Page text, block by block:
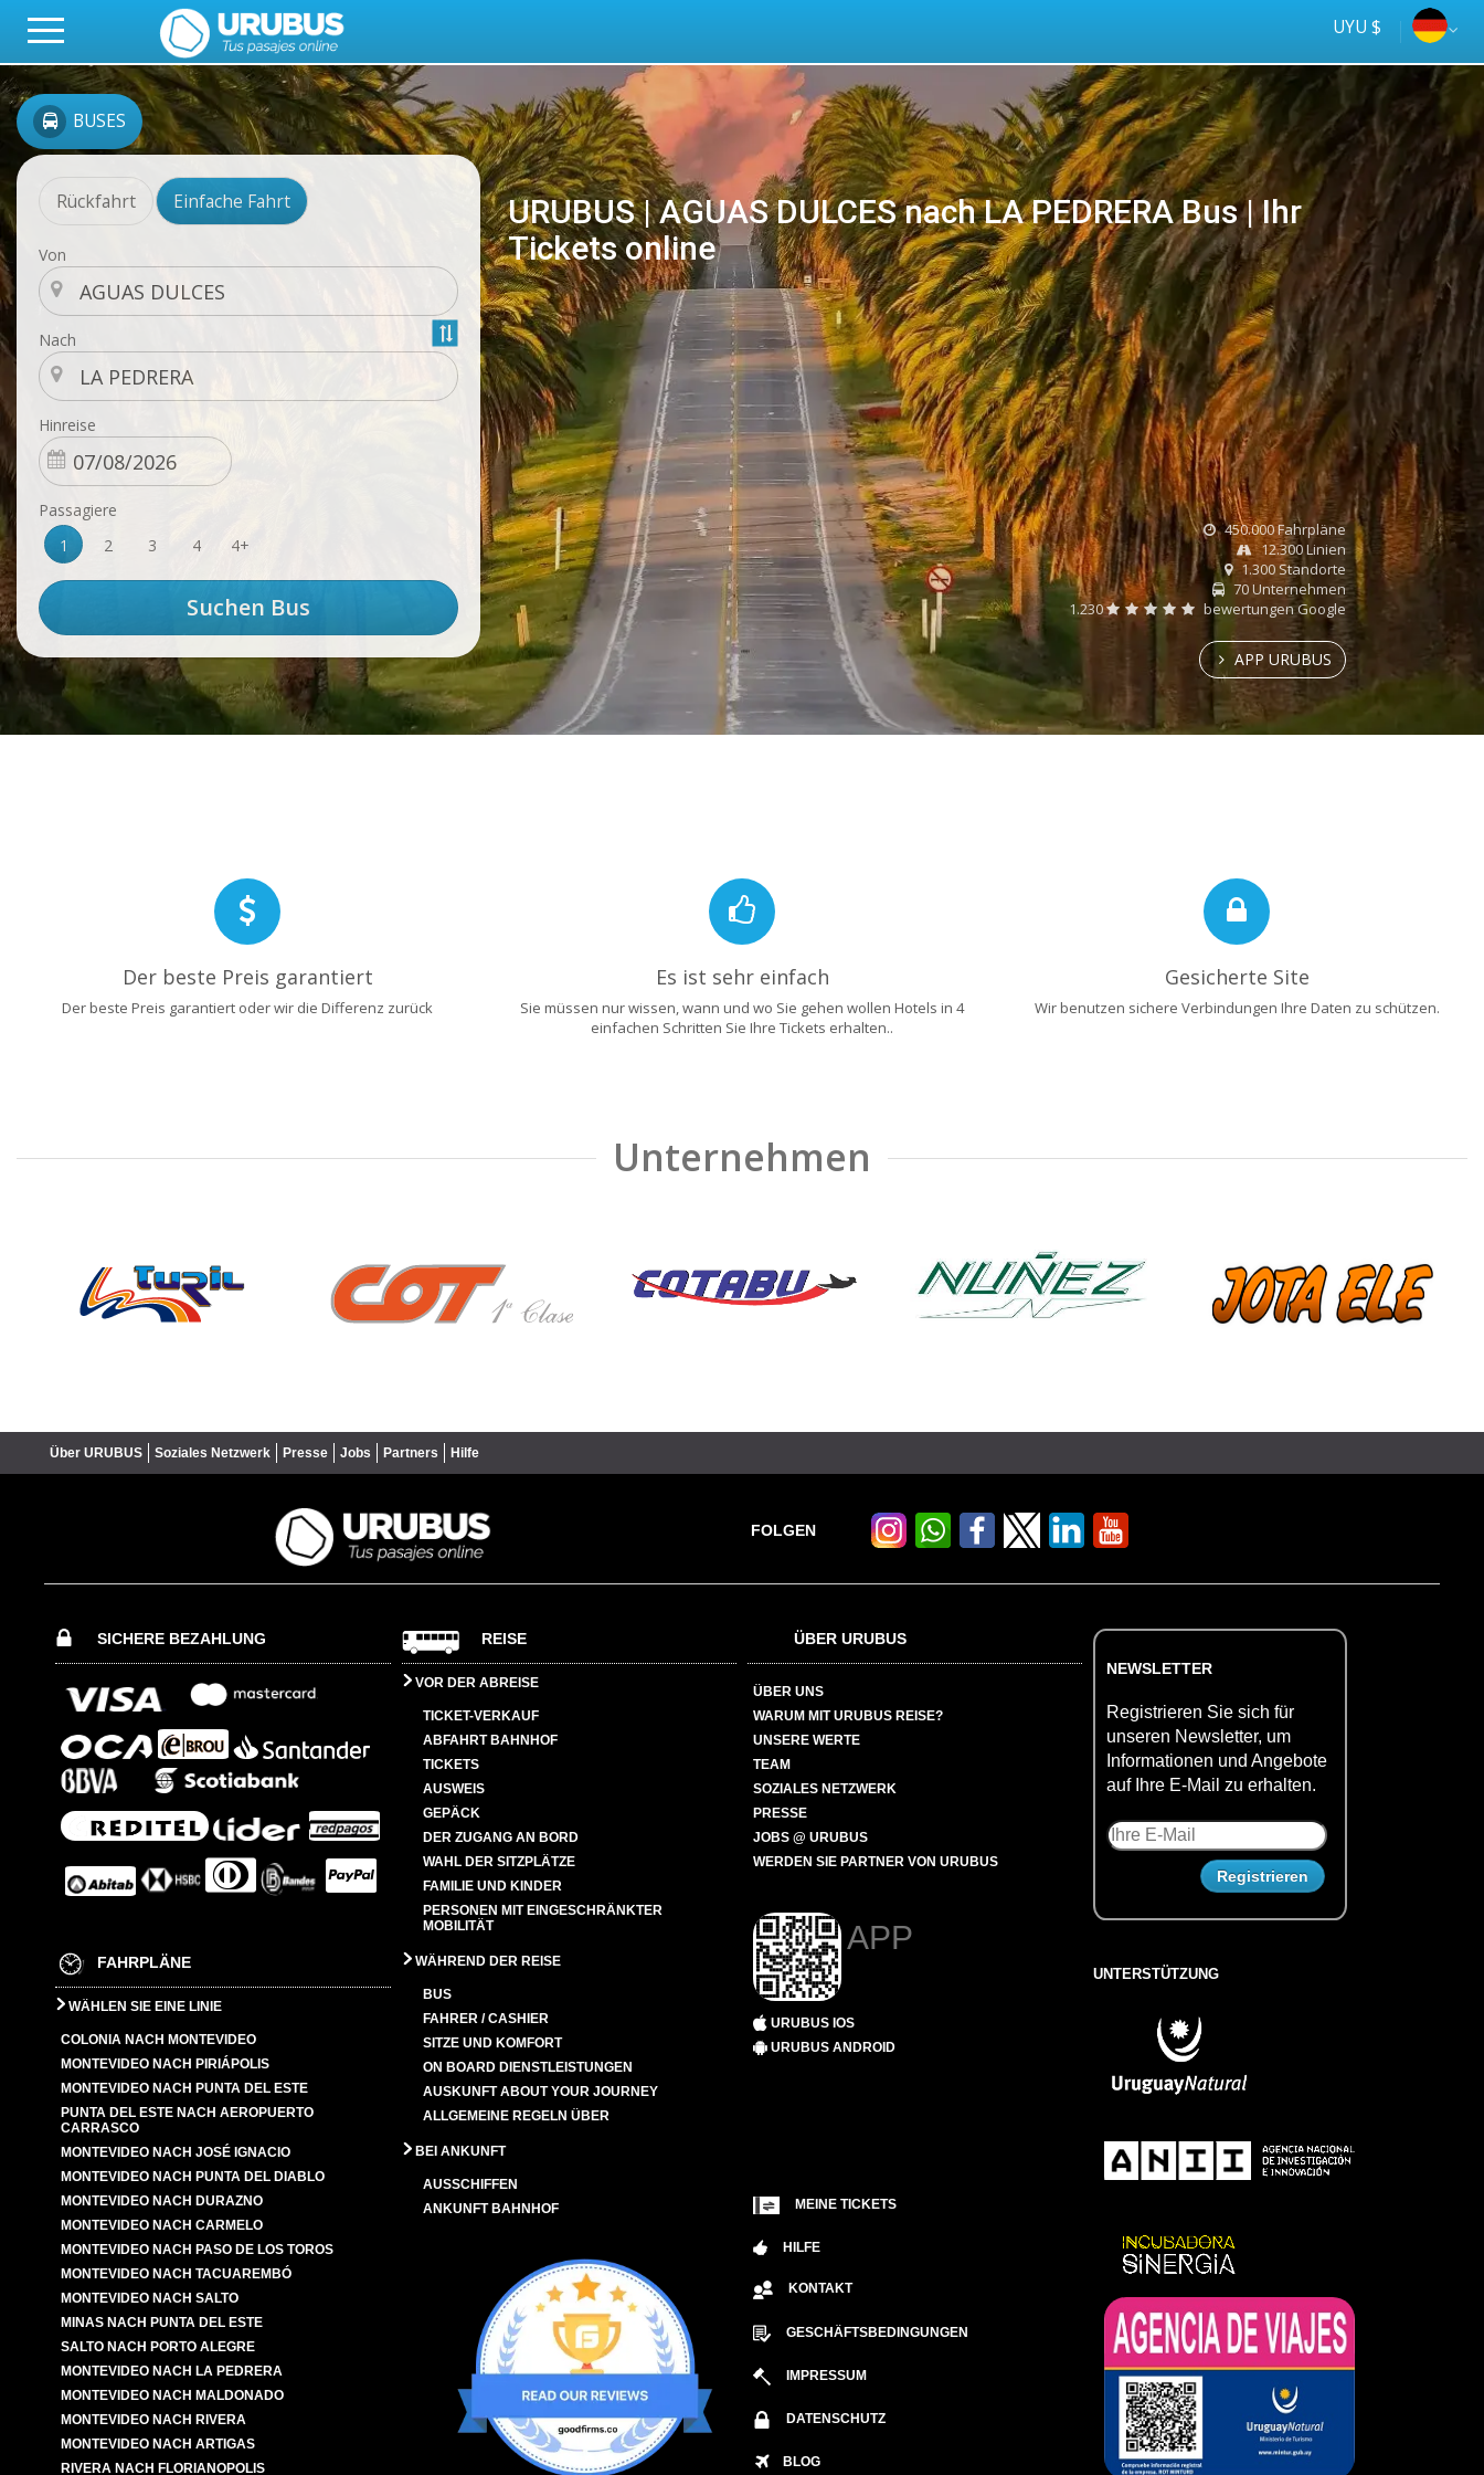
UYU $
BUSES
Rückfahrt Einfache Fahrt
Von
Nach
Hinreise
Passagiere
1
2 3 4 4+
URUBUS | AGUAS DULCES nach LA PEDRERA Bus | Ihr
Tickets online
online
Tus
ómnibus
450.000 Fahrpläne
12.300 Linien
1.300 Standorte
70 Unternehmen
1.230
bewertungen Google
APP URUBUS
Der beste Preis garantiert
Der beste Preis garantiert oder wir die Differenz zurück
Es ist sehr einfach
Sie müssen nur wissen, wann und wo Sie gehen wollen Hotels in 4
einfachen Schritten Sie Ihre Tickets erhalten..
Gesicherte Site
Wir benutzen sichere Verbindungen Ihre Daten zu schützen.
Unternehmen
Über URUBUS Soziales Netzwerk Presse Jobs Partners Hilfe
FOLGEN
SICHERE BEZAHLUNG
FAHRPLÄNE
WÄHLEN SIE EINE LINIE
COLONIA NACH MONTEVIDEO
MONTEVIDEO NACH PIRIÁPOLIS
MONTEVIDEO NACH PUNTA DEL ESTE
PUNTA DEL ESTE NACH AEROPUERTO
CARRASCO
MONTEVIDEO NACH JOSÉ IGNACIO
MONTEVIDEO NACH PUNTA DEL DIABLO
MONTEVIDEO NACH DURAZNO
MONTEVIDEO NACH CARMELO
MONTEVIDEO NACH PASO DE LOS TOROS
MONTEVIDEO NACH TACUAREMBÓ
MONTEVIDEO NACH SALTO
MINAS NACH PUNTA DEL ESTE
SALTO NACH PORTO ALEGRE
MONTEVIDEO NACH LA PEDRERA
MONTEVIDEO NACH MALDONADO
MONTEVIDEO NACH RIVERA
MONTEVIDEO NACH ARTIGAS
RIVERA NACH FLORIANOPOLIS
REISE
VOR DER ABREISE
TICKET-VERKAUF
ABFAHRT BAHNHOF
TICKETS
AUSWEIS
GEPÄCK
DER ZUGANG AN BORD
WAHL DER SITZPLÄTZE
FAMILIE UND KINDER
PERSONEN MIT EINGESCHRÄNKTER
MOBILITÄT
WÄHREND DER REISE
BUS
FAHRER / CASHIER
SITZE UND KOMFORT
ON BOARD DIENSTLEISTUNGEN
AUSKUNFT ABOUT YOUR JOURNEY
ALLGEMEINE REGELN ÜBER
BEI ANKUNFT
AUSSCHIFFEN
ANKUNFT BAHNHOF
ÜBER URUBUS
ÜBER UNS
WARUM MIT URUBUS REISE?
UNSERE WERTE
TEAM
SOZIALES NETZWERK
PRESSE
JOBS @ URUBUS
WERDEN SIE PARTNER VON URUBUS
APP
URUBUS IOS
URUBUS ANDROID
MEINE TICKETS
HILFE
KONTAKT
GESCHÄFTSBEDINGUNGEN
IMPRESSUM
DATENSCHUTZ
BLOG
NEWSLETTER
Registrieren Sie sich für
unseren Newsletter, um
Informationen und Angebote
auf Ihre E-Mail zu erhalten.
UNTERSTÜTZUNG